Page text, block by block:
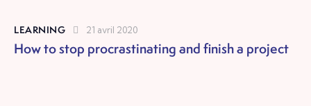
LEARNING 21 avril 2020
How to stop procrastinating and finish a project